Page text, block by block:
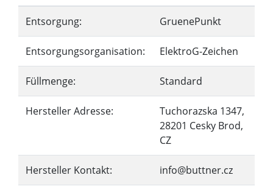
Entsorgung: GruenePunkt
Entsorgungsorganisation: ElektroG-Zeichen
Füllmenge: Standard
Hersteller Adresse:
Tuchorazska 1347,
28201 Cesky Brod,
CZ
Hersteller Kontakt: info@buttner.cz